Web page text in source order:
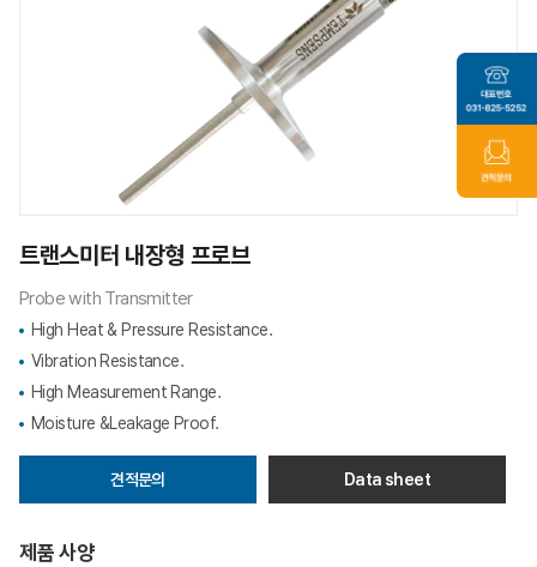
트랜스미터 내장형 프로브
Probe with Transmitter
High Heat & Pressure Resistance.
Vibration Resistance.
High Measurement Range.
Moisture &Leakage Proof.
견적문의 Data sheet
제품 사양